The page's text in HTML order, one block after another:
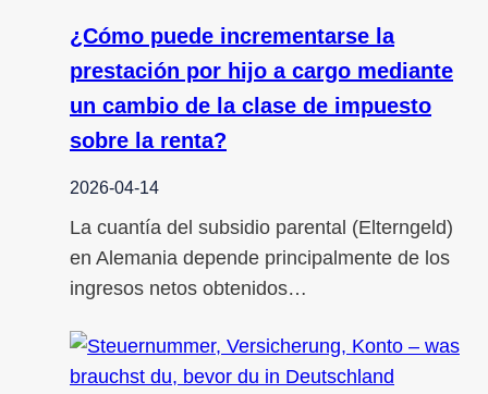
¿Cómo puede incrementarse la
prestación por hijo a cargo mediante
un cambio de la clase de impuesto
sobre la renta?
2026-04-14
La cuantía del subsidio parental (Elterngeld)
en Alemania depende principalmente de los
ingresos netos obtenidos…